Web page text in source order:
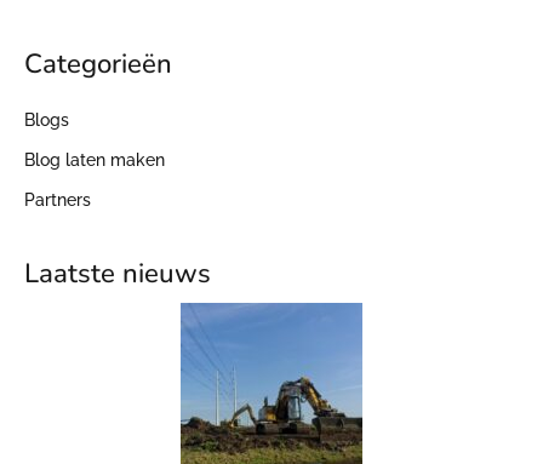
Categorieën
Blogs
Blog laten maken
Partners
Laatste nieuws